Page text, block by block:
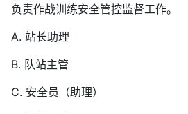
负责作战训练安全管控监督工作。
A. 站长助理
B. 队站主管
C. 安全员（助理）